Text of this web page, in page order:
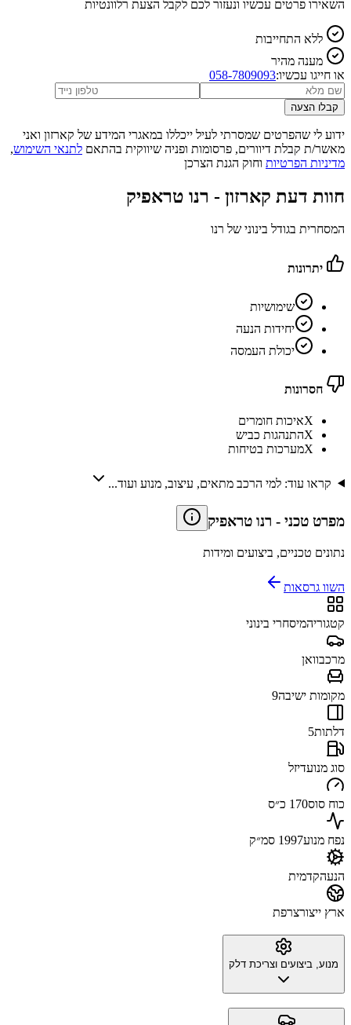
השאירו פרטים עכשיו ונעזור לכם לקבל הצעת רלוונטיות
ללא התחייבות
מענה מהיר
או חייגו עכשיו:058-7809093
קבלו הצעה
ידוע לי שהפרטים שמסרתי לעיל ייכללו במאגרי המידע של קארזון ואני
מאשר/ת קבלת דיוורים, פרסומות ופניה שיווקית בהתאם לתנאי השימוש,
מדיניות הפרטיות וחוק הגנת הצרכן
חוות דעת קארזון - רנו טראפיק
המסחרית בגודל בינוני של רנו
יתרונות
שימושיות
יחידות הנעה
יכולת העמסה
חסרונות
Xאיכות חומרים
Xהתנהגות כביש
Xמערכות בטיחות
קראו עוד: למי הרכב מתאים, עיצוב, מנוע ועוד...
מפרט טכני - רנו טראפיק
נתונים טכניים, ביצועים ומידות
השוו גרסאות
קטגוריהמיסחרי בינוני
מרכבוואן
מקומות ישיבה9
דלתות5
סוג מנועדיזל
כוח סוס170 כ״ס
נפח מנוע1997 סמ״ק
הנעהקדמית
ארץ ייצורצרפת
מנוע, ביצועים וצריכת דלק